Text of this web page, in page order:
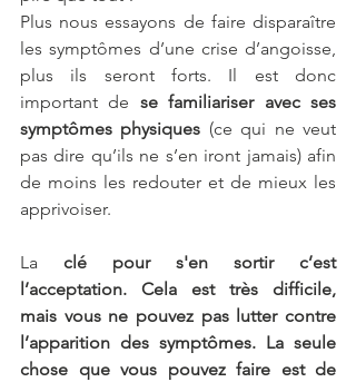
Plus nous essayons de faire disparaître
les symptômes d’une crise d’angoisse,
plus ils seront forts. Il est donc
important de se familiariser avec ses
symptômes physiques (ce qui ne veut
pas dire qu’ils ne s’en iront jamais) afin
de moins les redouter et de mieux les
apprivoiser.
La clé pour s'en sortir c’est
l’acceptation. Cela est très difficile,
mais vous ne pouvez pas lutter contre
l’apparition des symptômes. La seule
chose que vous pouvez faire est de